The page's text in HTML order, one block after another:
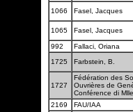
1066 Fasel, Jacques
1065 Fasel, Jacques
992 Fallaci, Oriana
1725
Farbstein, B.
1727
Fédération des
Ouvrières de
Conférence di
2169 FAU/IAA